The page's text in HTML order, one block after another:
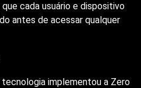
cada usuário e dispositivo
antes de acessar qualquer
implementou a Zero